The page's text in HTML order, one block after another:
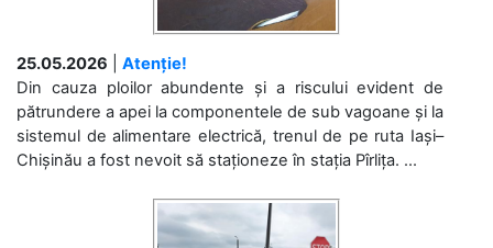
25.05.2026
Atenție!
Din cauza ploilor abundente și a riscului evident de
pătrundere a apei la componentele de sub vagoane și la
sistemul de alimentare electrică, trenul de pe ruta Iași–
Chișinău a fost nevoit să staționeze în stația Pîrlița. ...